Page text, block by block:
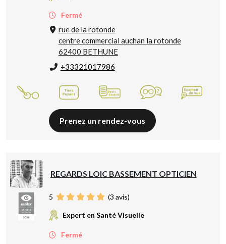
Fermé
rue de la rotonde
centre commercial auchan la rotonde
62400 BETHUNE
+33321017986
Prenez un rendez-vous
REGARDS LOIC BASSEMENT OPTICIEN
5 (3 avis)
Expert en Santé Visuelle
Fermé